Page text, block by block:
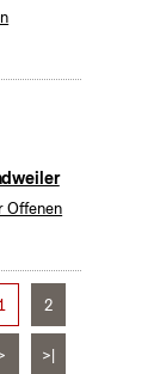
Offenen
2
>|